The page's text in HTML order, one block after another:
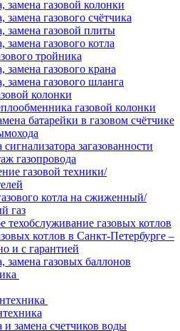
замена газовой колонки
замена газового счётчика
замена газовой плиты
замена газового котла
тройника
замена газового крана
замена газового шланга
колонки
газовой колонки
батарейки в газовом счётчике
сигнализатора загазованности
газопровода
газовой техники/
котла на сжиженный/
газ
техобслуживание газовых котлов
котлов в Санкт-Петербурге –
и с гарантией
замена газовых баллонов
и замена счетчиков воды